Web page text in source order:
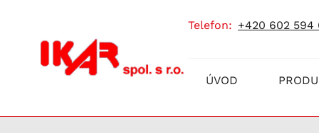
Prodej
telefon: +420 602 594
ÚVOD